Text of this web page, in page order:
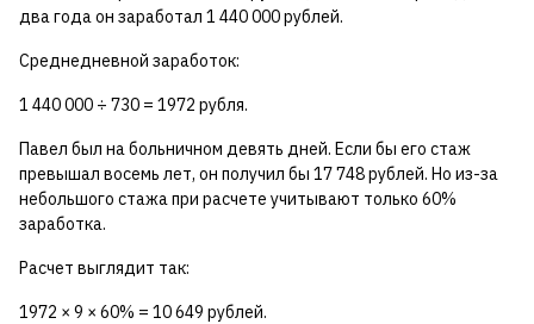
два года он заработал 1 440 000 рублей.
Среднедневной заработок:
1 440 000 ÷ 730 = 1972 рубля.
Павел был на больничном девять дней. Если бы его стаж
превышал восемь лет, он получил бы 17 748 рублей. Но из-за
небольшого стажа при расчете учитывают только 60%
заработка.
Расчет выглядит так:
1972 × 9 × 60% = 10 649 рублей.